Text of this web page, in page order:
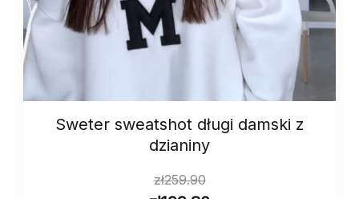
Sweter sweatshot długi damski z
dzianiny
zł259.90